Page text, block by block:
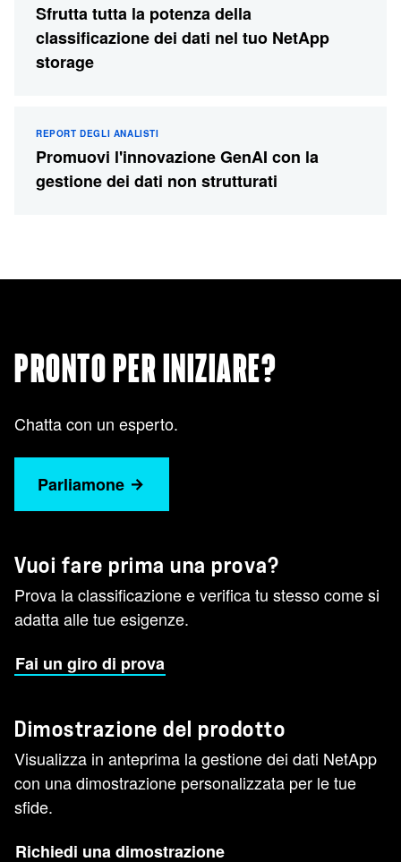
Sfrutta tutta la potenza della
classificazione dei dati nel tuo NetApp
storage
REPORT DEGLI ANALISTI
Promuovi l'innovazione GenAI con la
gestione dei dati non strutturati
PRONTO PER INIZIARE?
Chatta con un esperto.
Parliamone
Vuoi fare prima una prova?
Prova la classificazione e verifica tu stesso come si
adatta alle tue esigenze.
Fai un giro di prova
Dimostrazione del prodotto
Visualizza in anteprima la gestione dei dati NetApp
con una dimostrazione personalizzata per le tue
sfide.
Richiedi una dimostrazione